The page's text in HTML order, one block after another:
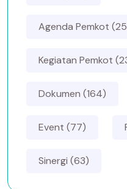
Agenda Pemkot
Kegiatan Pemkot
Dokumen (164)
Event (77)
Sinergi (63)